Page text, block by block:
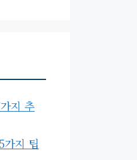
지 추
가지 팁